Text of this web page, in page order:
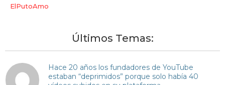
ElPutoAmo
Últimos Temas:
Hace 20 años los fundadores de YouTube
estaban “deprimidos” porque solo había 40